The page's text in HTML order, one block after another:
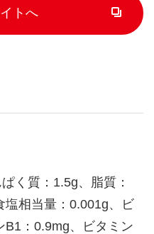
トへ
く質：1.5g、脂質：
塩相当量：0.001g、ビ
B1：0.9mg、ビタミン